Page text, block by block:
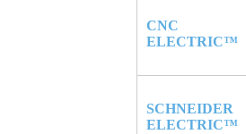
CNC
ELECTRIC™
SCHNEIDER
ELECTRIC™